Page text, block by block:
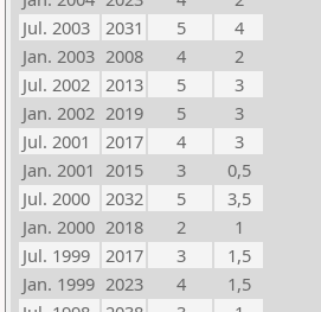
Jul. 2003
2031 5
4
Jan. 2003 2008 4
2
Jul. 2002
2013 5
3
Jan. 2002 2019 5
3
Jul. 2001
2017 4
3
Jan. 2001 2015 3
0,5
Jul. 2000
2032 5
3,5
Jan. 2000 2018 2
1
Jul. 1999
2017 3
1,5
Jan. 1999 2023 4
1,5